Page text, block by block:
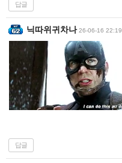
답글
닉따위귀차나 26-06-16 22:19
답글